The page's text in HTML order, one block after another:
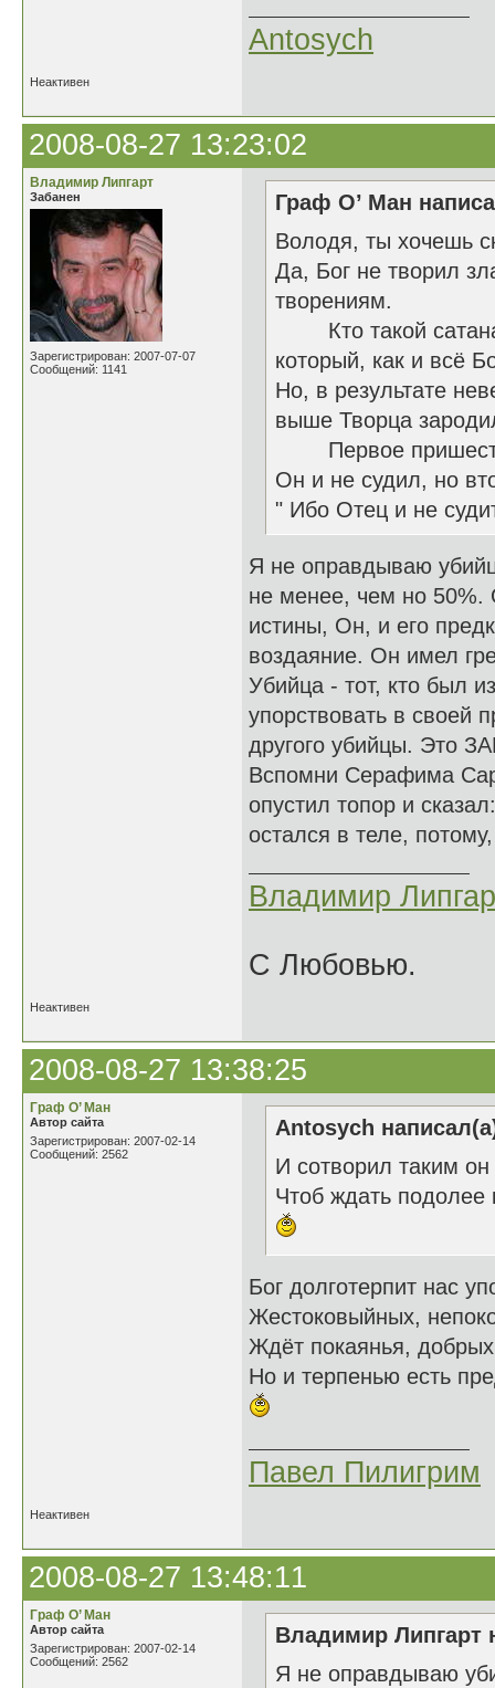
Antosych
Неактивен
2008-08-27 13:23:02
Владимир Липгарт
Забанен
Зарегистрирован: 2007-07-07
Сообщений: 1141
Граф О’ Ман
Володя, ты хочешь
Да, Бог не творил
творениям.
Кто такой сатана
который, как и всё
Но, в результате
выше Творца
Первое
Он и не судил, но
" Ибо Отец и не
Я не оправдываю
не менее, чем но 50%.
истины, Он, и его
воздаяние. Он имел
Убийца - тот, кто был
упорствовать в своей
другого убийцы. Это
Вспомни Серафима
опустил топор и
остался в теле,
Владимир
С Любовью.
Неактивен
2008-08-27 13:38:25
Граф О’ Ман
Автор сайта
Зарегистрирован: 2007-02-14
Сообщений: 2562
Antosych
И сотворил таким он
Чтоб ждать подолее
Бог долготерпит нас
Жестоковыйных,
Ждёт покаянья,
Но и терпенью есть
Павел Пилигрим
Неактивен
2008-08-27 13:48:11
Граф О’ Ман
Автор сайта
Зарегистрирован: 2007-02-14
Сообщений: 2562
Владимир Липгарт
Я не оправдываю